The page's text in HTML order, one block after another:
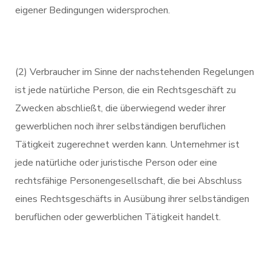
eigener Bedingungen widersprochen.
(2) Verbraucher im Sinne der nachstehenden Regelungen
ist jede natürliche Person, die ein Rechtsgeschäft zu
Zwecken abschließt, die überwiegend weder ihrer
gewerblichen noch ihrer selbständigen beruflichen
Tätigkeit zugerechnet werden kann. Unternehmer ist
jede natürliche oder juristische Person oder eine
rechtsfähige Personengesellschaft, die bei Abschluss
eines Rechtsgeschäfts in Ausübung ihrer selbständigen
beruflichen oder gewerblichen Tätigkeit handelt.